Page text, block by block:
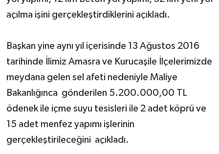
açılma işini gerçekleştirdiklerini açıkladı.
Başkan yine aynı yıl içerisinde 13 Ağustos 2016
tarihinde İlimiz Amasra ve Kurucaşile İlçelerimizde
meydana gelen sel afeti nedeniyle Maliye
Bakanlığınca gönderilen 5.200.000,00 TL
ödenek ile içme suyu tesisleri ile 2 adet köprü ve
15 adet menfez yapımı işlerinin
gerçekleştirileceğini açıkladı.